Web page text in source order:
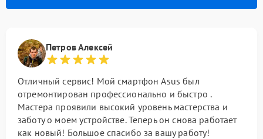
Петров Алексей
Отличный сервис! Мой смартфон Asus был
отремонтирован профессионально и быстро .
Мастера проявили высокий уровень мастерства и
заботу о моем устройстве. Теперь он снова работает
как новый! Большое спасибо за вашу работу!